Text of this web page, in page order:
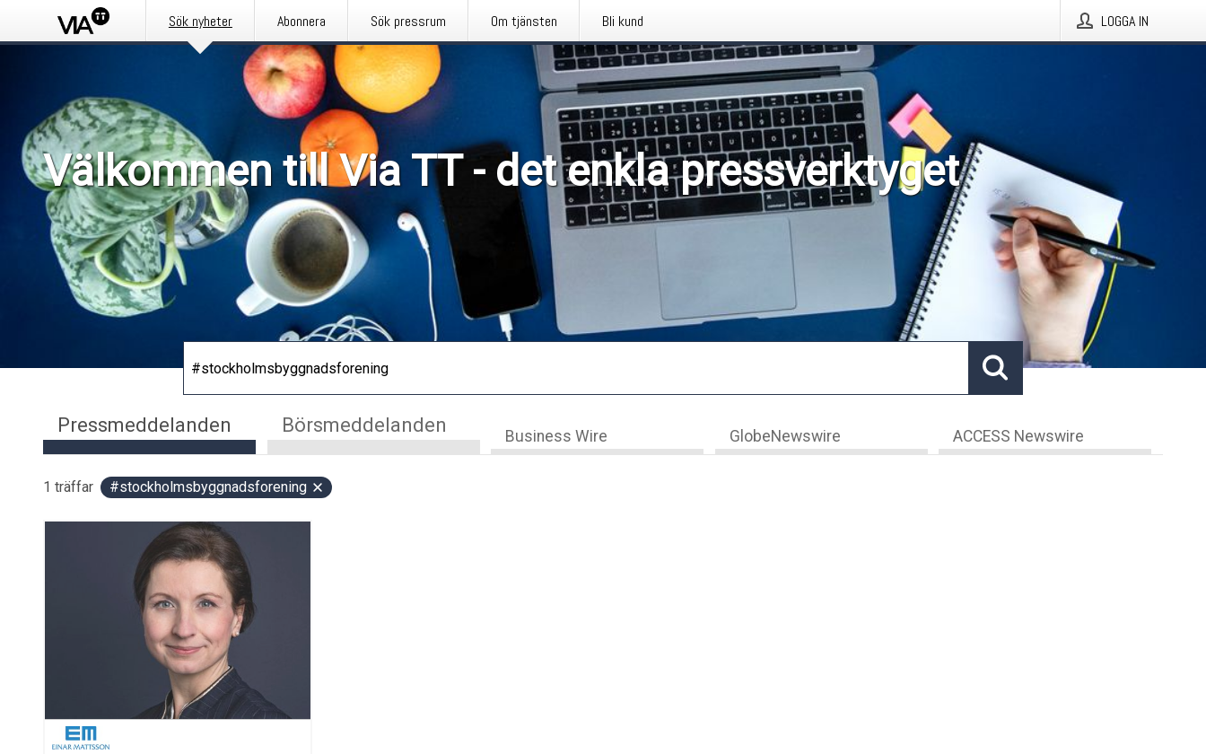
Sök nyheter Abonnera Sök pressrum Om tjänsten Bli kund LOGGA IN
Välkommen till Via TT - det enkla pressverktyget
Pressmeddelanden Börsmeddelanden Business Wire GlobeNewswire ACCESS Newswire
1 träffar #stockholmsbyggnadsforening